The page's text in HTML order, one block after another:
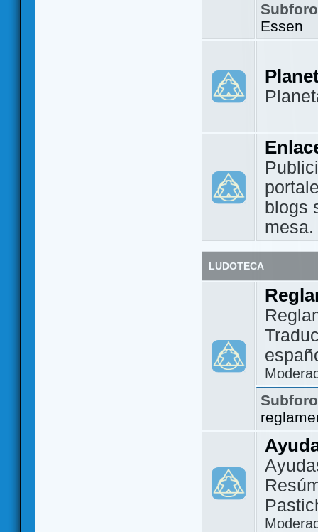
Essen
blogs
mesa.
LUDOTECA